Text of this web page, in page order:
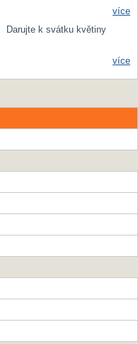
více
Darujte k svátku květiny
více